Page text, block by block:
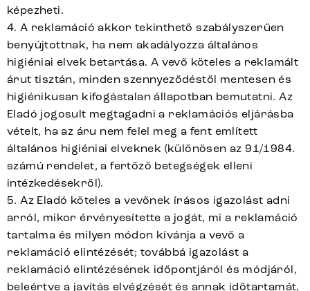
képezheti.
4. A reklamáció akkor tekinthető szabályszerűen
benyújtottnak, ha nem akadályozza általános
higiéniai elvek betartása. A vevő köteles a reklamált
árut tisztán, minden szennyeződéstől mentesen és
higiénikusan kifogástalan állapotban bemutatni. Az
Eladó jogosult megtagadni a reklamációs eljárásba
vételt, ha az áru nem felel meg a fent említett
általános higiéniai elveknek (különösen az 91/1984.
számú rendelet, a fertőző betegségek elleni
intézkedésekről).
5. Az Eladó köteles a vevőnek írásos igazolást adni
arról, mikor érvényesítette a jogát, mi a reklamáció
tartalma és milyen módon kívánja a vevő a
reklamáció elintézését; továbbá igazolást a
reklamáció elintézésének időpontjáról és módjáról,
beleértve a javítás elvégzését és annak időtartamát,